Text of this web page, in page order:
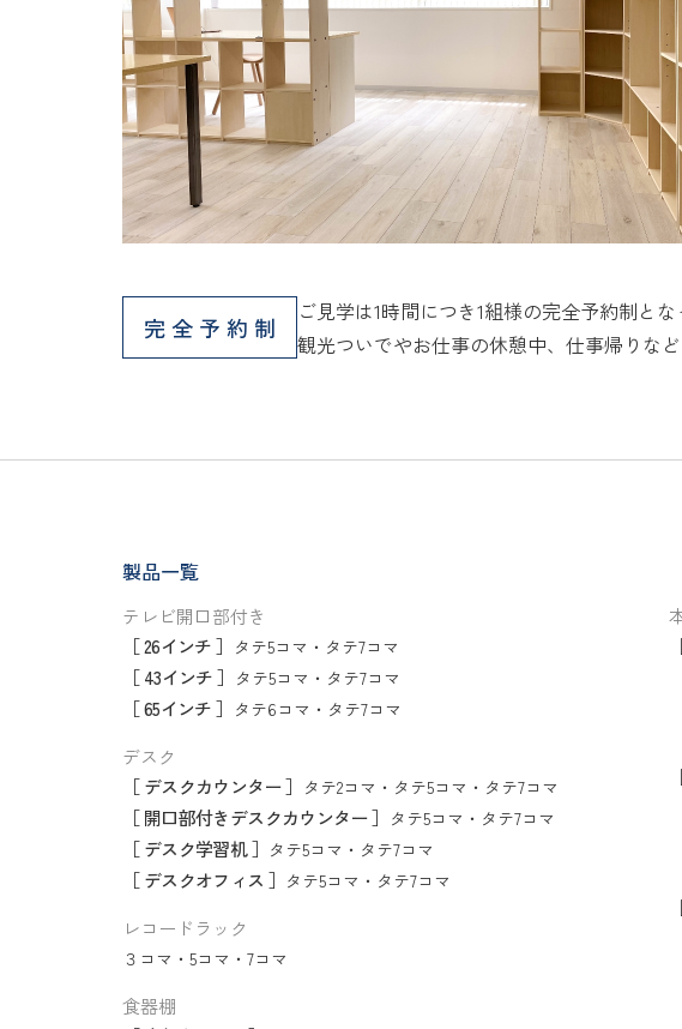
完全予約制
ご見学は1時間につき1組様の完全予約制とな
観光ついでやお仕事の休憩中、仕事帰りな
製品一覧
テレビ開口部付き
［ 26インチ ］ タテ5コマ ・ タテ7コマ
［ 43インチ ］ タテ5コマ ・ タテ7コマ
［ 65インチ ］ タテ6コマ ・ タテ7コマ
デスク
［ デスクカウンター ］ タテ2コマ ・ タテ5コマ ・ タテ7コマ
［ 開口部付きデスクカウンター ］ タテ5コマ ・ タテ7コマ
［ デスク学習机 ］ タテ5コマ ・ タテ7コマ
［ デスクオフィス ］ タテ5コマ ・ タテ7コマ
レコードラック
３コマ ・ 5コマ ・ 7コマ
食器棚